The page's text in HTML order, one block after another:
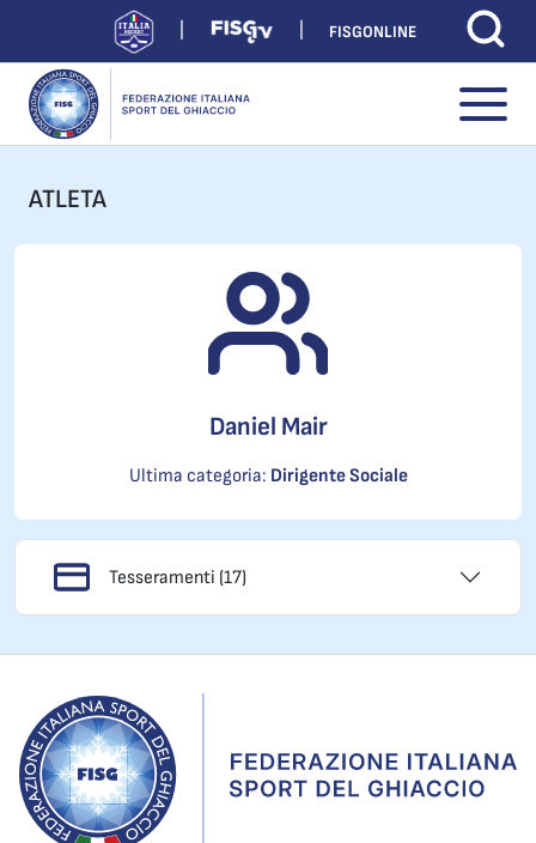
FISGONLINE
ATLETA
Daniel Mair
Ultima categoria: Dirigente Sociale
Tesseramenti (17)